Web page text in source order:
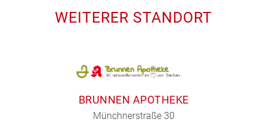
WEITERER STANDORT
BRUNNEN APOTHEKE
Münchnerstraße 30